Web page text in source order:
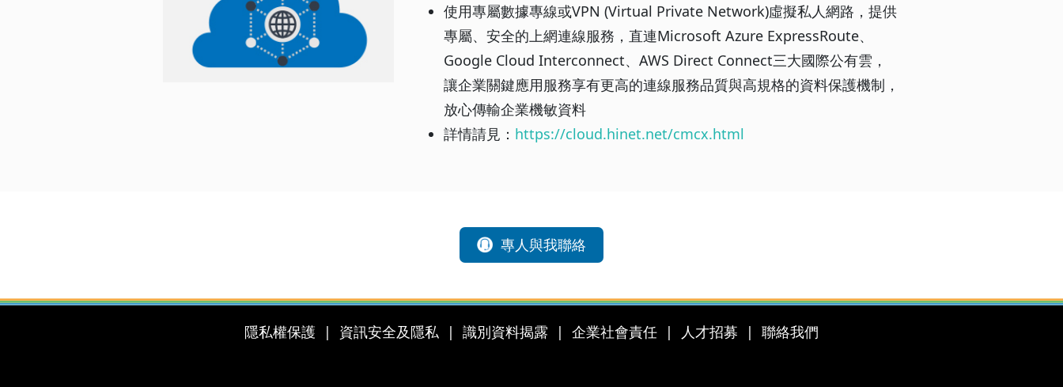
使用專屬數據專線或VPN (Virtual Private Network)虛擬私人網路，提供
專屬、安全的上網連線服務，直連Microsoft Azure ExpressRoute、
Google Cloud Interconnect、AWS Direct Connect三大國際公有雲，
讓企業關鍵應用服務享有更高的連線服務品質與高規格的資料保護機制，
放心傳輸企業機敏資料
詳情請見： https://cloud.hinet.net/cmcx.html
專人與我聯絡
隱私權保護 資訊安全及隱私 識別資料揭露 企業社會責任 人才招募 聯絡我們